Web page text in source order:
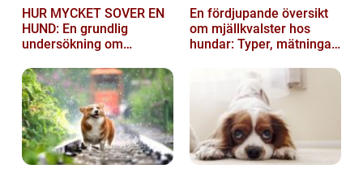
HUR MYCKET SOVER EN
HUND: En grundlig
undersökning om
En fördjupande översikt
om mjällkvalster hos
hundar: Typer, mätningar